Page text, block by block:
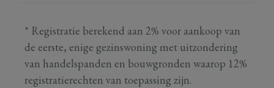
* Registratie berekend aan 2% voor aankoop van
de eerste, enige gezinswoning met uitzondering
van handelspanden en bouwgronden waarop 12%
registratierechten van toepassing zijn.